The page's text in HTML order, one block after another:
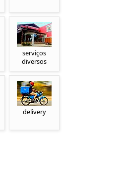
serviços
diversos
delivery